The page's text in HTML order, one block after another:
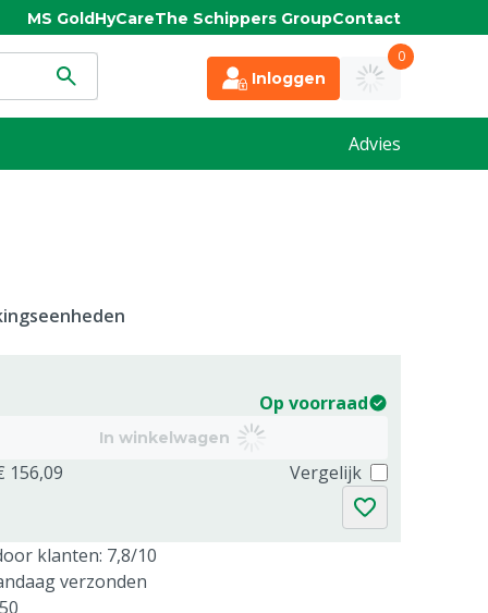
MS GoldHyCareThe Schippers GroupContact
Inloggen
0
Advies
Op voorraad
In winkelwagen
156,09 Vergelijk
klanten: 7,8/10
verzonden